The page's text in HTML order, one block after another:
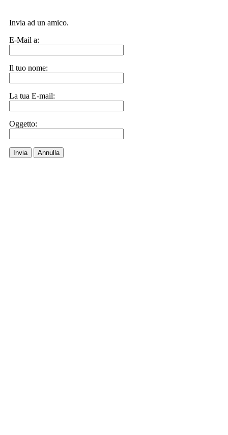
Invia ad un amico.
E-Mail a:
Il tuo nome:
La tua E-mail:
Oggetto:
Invia Annulla